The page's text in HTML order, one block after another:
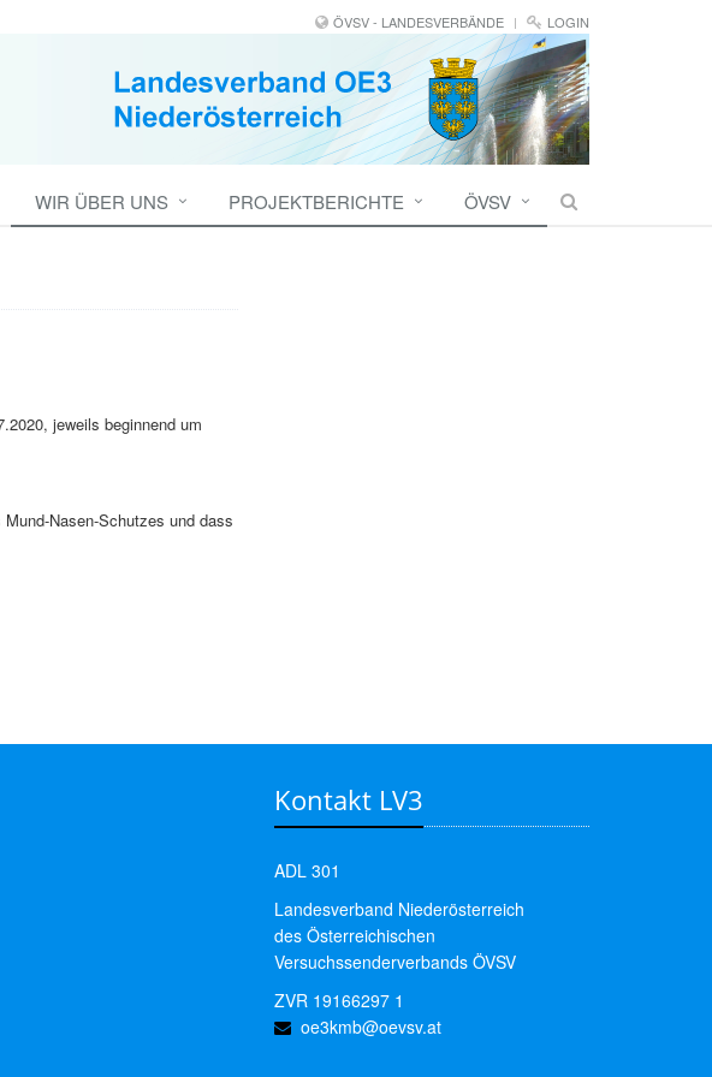
ÖVSV - LANDESVERBÄNDE LOGIN
WIR ÜBER UNS PROJEKTBERICHTE ÖVSV
jeweils beginnend um
Nasen-Schutzes und dass
Kontakt LV3
ADL 301
Landesverband Niederösterreich
des Österreichischen
Versuchssenderverbands ÖVSV
ZVR 19166297 1
oe3kmb@oevsv.at